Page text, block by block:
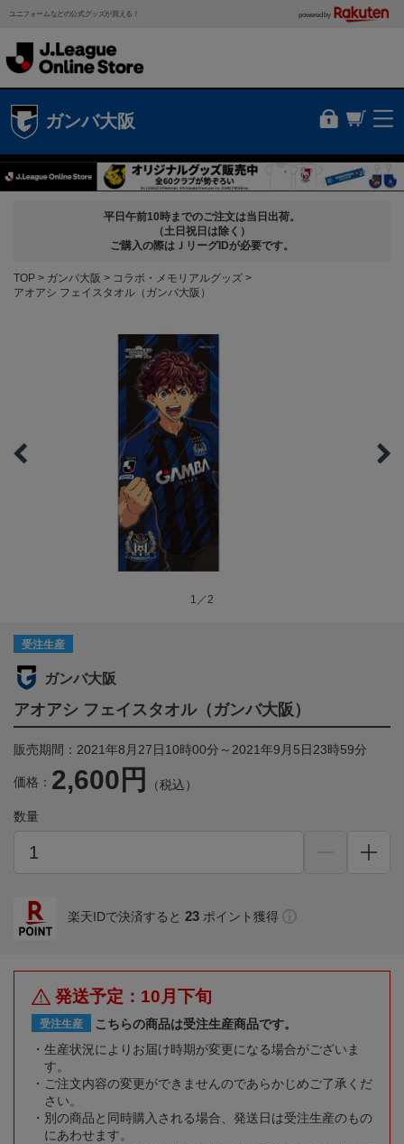
ユニフォームなどの公式グッズが買える！ powered by
ガンバ大阪
平日午前10時までのご注文は当日出荷。
（土日祝日は除く）
ご購入の際はＪリーグIDが必要です。
TOP ガンバ大阪
コラボ・メモリアルグッズ
アオアシ フェイスタオル（ガンバ大阪）
1／2
受注生産
ガンバ大阪
アオアシ フェイスタオル（ガンバ大阪）
販売期間：2021年8月27日10時00分～2021年9月5日23時59分
価格： 2,600円 （税込）
数量
楽天IDで決済すると 23 ポイント獲得
発送予定：10月下旬
受注生産
こちらの商品は受注生産商品です。
生産状況によりお届け時期が変更になる場合がございま
す。
ご注文内容の変更ができませんのであらかじめご了承くだ
さい。
別の商品と同時購入される場合、発送日は受注生産のもの
にあわせます。